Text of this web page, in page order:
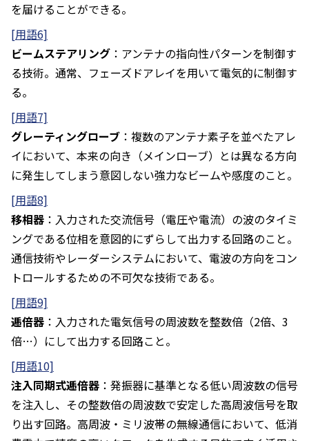
を届けることができる。
[用語6]
ビームステアリング ：アンテナの指向性パターンを制御す
る技術。通常、フェーズドアレイを用いて電気的に制御す
る。
[用語7]
グレーティングローブ ：複数のアンテナ素子を並べたアレ
イにおいて、本来の向き（メインローブ）とは異なる方向
に発生してしまう意図しない強力なビームや感度のこと。
[用語8]
移相器 ：入力された交流信号（電圧や電流）の波のタイミ
ングである位相を意図的にずらして出力する回路のこと。
通信技術やレーダーシステムにおいて、電波の方向をコン
トロールするための不可欠な技術である。
[用語9]
逓倍器 ：入力された電気信号の周波数を整数倍（2倍、3
倍…）にして出力する回路こと。
[用語10]
注入同期式逓倍器 ：発振器に基準となる低い周波数の信号
を注入し、その整数倍の周波数で安定した高周波信号を取
り出す回路。高周波・ミリ波帯の無線通信において、低消